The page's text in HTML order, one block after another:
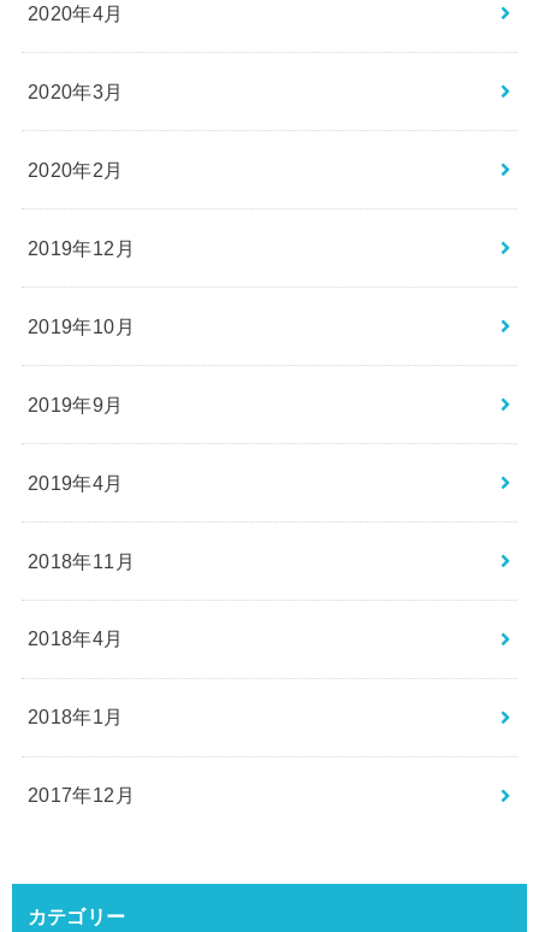
2020年4月
2020年3月
2020年2月
2019年12月
2019年10月
2019年9月
2019年4月
2018年11月
2018年4月
2018年1月
2017年12月
カテゴリー